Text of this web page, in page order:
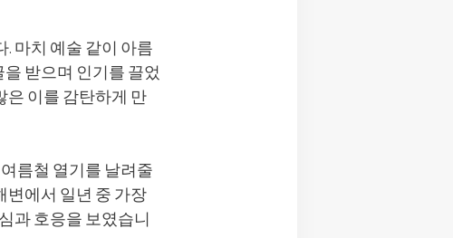
. 마치 예술 같이 아름
받으며 인기를 끌었
은 이를 감탄하게 만
름철 열기를 날려줄
변에서 일년 중 가장
과 호응을 보였습니